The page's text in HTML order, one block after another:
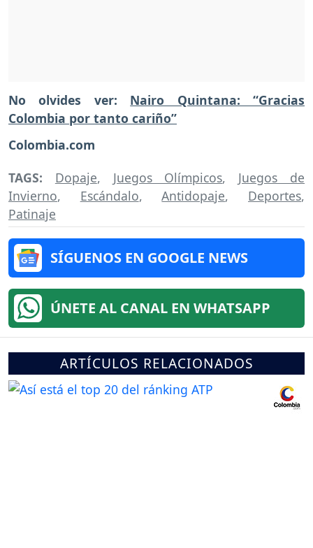
No olvides ver: Nairo Quintana: “Gracias
Colombia por tanto cariño”
Colombia.com
TAGS: Dopaje, Juegos Olímpicos, Juegos de
Invierno, Escándalo,Antidopaje, Deportes,
Patinaje
SÍGUENOS EN GOOGLE NEWS
ÚNETE AL CANAL EN WHATSAPP
ARTÍCULOS RELACIONADOS